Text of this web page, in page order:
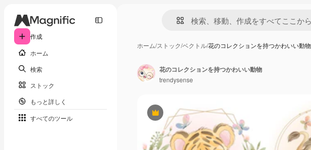
作成
ホーム
検索
ストック
もっと詳しく
すべてのツール
ホーム/ストック/ベクトル/花のコレクションを持つかわいい動物
Premium
花のコレクションを持つかわいい動物
trendysense